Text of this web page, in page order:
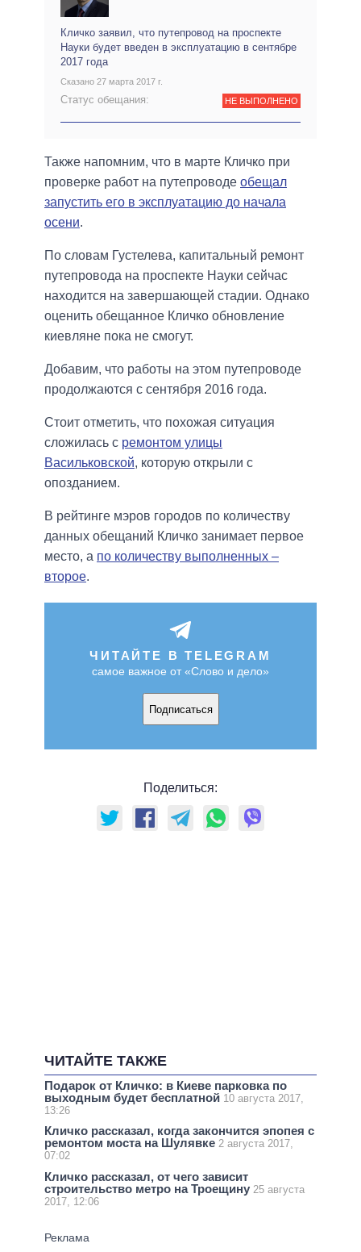
Кличко заявил, что путепровод на проспекте
Науки будет введен в эксплуатацию в сентябре
2017 года
Сказано 27 марта 2017 г.
Статус обещания: НЕ ВЫПОЛНЕНО
Также напомним, что в марте Кличко при
проверке работ на путепроводе обещал
запустить его в эксплуатацию до начала
осени.
По словам Густелева, капитальный ремонт
путепровода на проспекте Науки сейчас
находится на завершающей стадии. Однако
оценить обещанное Кличко обновление
киевляне пока не смогут.
Добавим, что работы на этом путепроводе
продолжаются с сентября 2016 года.
Стоит отметить, что похожая ситуация
сложилась с ремонтом улицы
Васильковской, которую открыли с
опозданием.
В рейтинге мэров городов по количеству
данных обещаний Кличко занимает первое
место, а по количеству выполненных –
второе.
ЧИТАЙТЕ В TELEGRAM
самое важное от «Слово и дело»
Подписаться
Поделиться:
ЧИТАЙТЕ ТАКЖЕ
Подарок от Кличко: в Киеве парковка по
выходным будет бесплатной 10 августа 2017,
13:26
Кличко рассказал, когда закончится эпопея с
ремонтом моста на Шулявке 2 августа 2017,
07:02
Кличко рассказал, от чего зависит
строительство метро на Троещину 25 августа
2017, 12:06